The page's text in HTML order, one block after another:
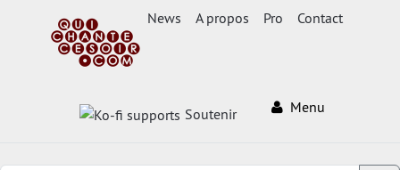
News A propos Pro Contact
Soutenir Menu